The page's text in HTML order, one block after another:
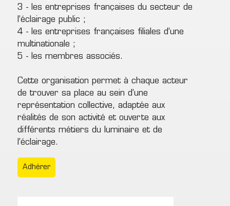
3 - les entreprises françaises du secteur de
l’éclairage public ;
4 - les entreprises françaises filiales d’une
multinationale ;
5 - les membres associés.
Cette organisation permet à chaque acteur
de trouver sa place au sein d’une
représentation collective, adaptée aux
réalités de son activité et ouverte aux
différents métiers du luminaire et de
l’éclairage.
Adhérer